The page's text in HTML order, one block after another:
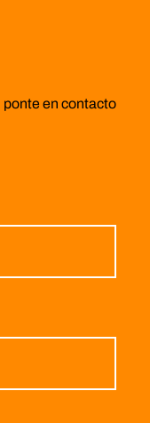
en contacto